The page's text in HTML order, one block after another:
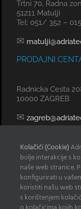
Trtni 70, Radna
51211 Matulji
Tel: 051/ 352 – 015
✉
PRODAJNI
Radnicka Cesta
10000 ZAGREB
✉
Tel: 098 329 239
✉
INFO
Kolačići (Cookie)
bolje interakcije s
naše web stranice.
konfigurirati u
koristiti našu web
s korištenjem